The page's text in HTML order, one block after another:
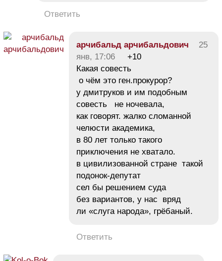
Ответить
арчибальд арчибальдович
25
янв, 17:06
+10
Какая совесть
о чём это ген.прокурор?
у дмитруков и им подобным
совесть не ночевала,
как говорят. жалко сломанной
челюсти академика,
в 80 лет только такого
приключения не хватало.
в цивилизованной стране такой
подонок-депутат
сел бы решением суда
без вариантов, у нас вряд
ли «слуга народа», грёбаный.
Ответить